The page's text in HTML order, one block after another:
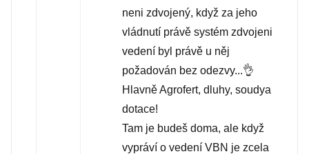
neni zdvojený, když za jeho
vládnutí právě systém zdvojeni
vedení byl právě u něj
požadován bez odezvy...👌
Hlavně Agrofert, dluhy, soudya
dotace!
Tam je budeš doma, ale když
vypráví o vedení VBN je zcela